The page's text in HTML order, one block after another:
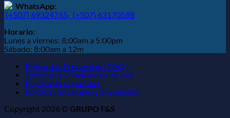
WhatsApp:
(+507) 69324765, (+507) 63170588
Horario:
Lunes a viernes: 8:00am a 5:00pm
Sábado: 8:00am a 12m
Preguntas Frecuentes ( FAQ )
Términos y Condiciones de uso
Política de privacidad
Políticas de cambio y devolución
Copyright 2026 © GRUPO F&S